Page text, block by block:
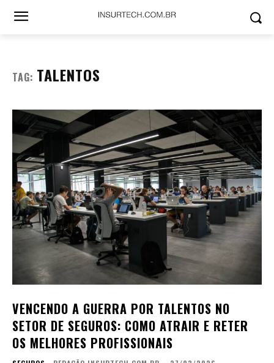
TAG: TALENTOS
VENCENDO A GUERRA POR TALENTOS NO
SETOR DE SEGUROS: COMO ATRAIR E RETER
OS MELHORES PROFISSIONAIS